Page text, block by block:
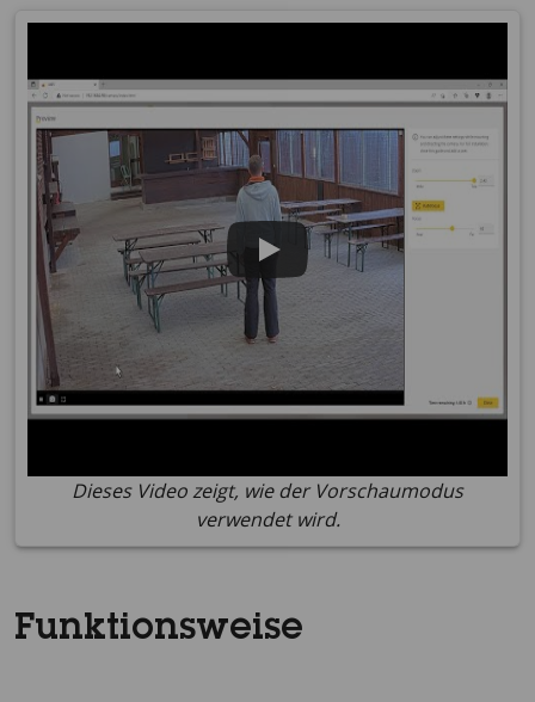
Dieses Video zeigt, wie der Vorschaumodus
verwendet wird.
Funktionsweise